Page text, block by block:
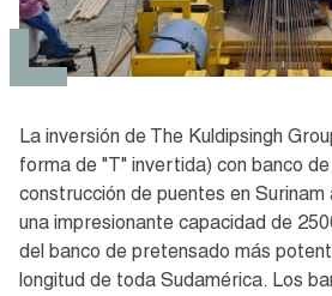
La inversión de The Kuldipsingh
forma de "T" invertida) con banco
construcción de puentes en Surinam
una impresionante capacidad de
del banco de pretensado más
longitud de toda Sudamérica. Los